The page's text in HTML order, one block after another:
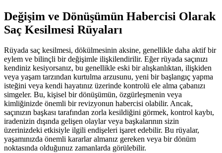
Değişim ve Dönüşümün Habercisi Olarak
Saç Kesilmesi Rüyaları
Rüyada saç kesilmesi, dökülmesinin aksine, genellikle daha aktif bir
eylem ve bilinçli bir değişimle ilişkilendirilir. Eğer rüyada saçınızı
kendiniz kesiyorsanız, bu genellikle eski bir alışkanlıktan, ilişkiden
veya yaşam tarzından kurtulma arzusunu, yeni bir başlangıç yapma
isteğini veya kendi hayatınız üzerinde kontrolü ele alma çabanızı
simgeler. Bu, kişisel bir dönüşümün, özgürleşmenin veya
kimliğinizde önemli bir revizyonun habercisi olabilir. Ancak,
saçınızın başkası tarafından zorla kesildiğini görmek, kontrol kaybı,
iradenizin dışında gelişen olaylar veya başkalarının sizin
üzerinizdeki etkisiyle ilgili endişeleri işaret edebilir. Bu rüyalar,
yaşamınızda önemli kararlar almanız gereken veya bir dönüm
noktasında olduğunuz zamanlarda görülebilir.